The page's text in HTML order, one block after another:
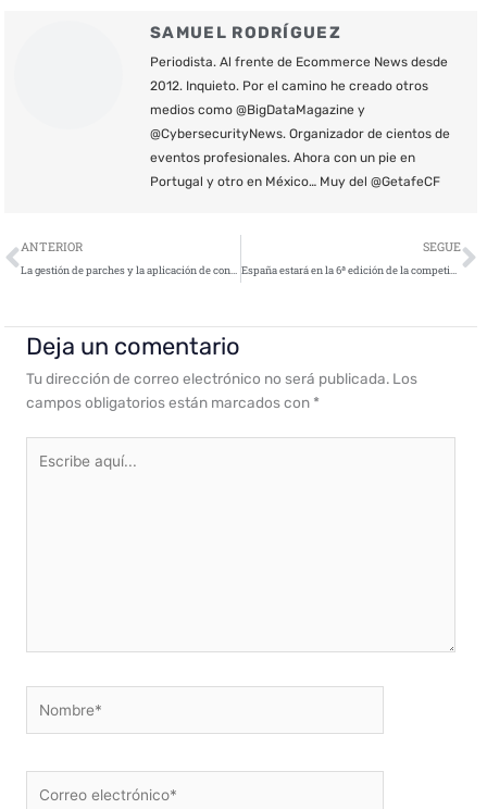
SAMUEL RODRÍGUEZ
Periodista. Al frente de Ecommerce News desde
2012. Inquieto. Por el camino he creado otros
medios como @BigDataMagazine y
@CybersecurityNews. Organizador de cientos de
eventos profesionales. Ahora con un pie en
Portugal y otro en México… Muy del @GetafeCF
Ant
ANTERIOR
La gestión de parches y la aplicación de contraseñas fuertes reducen el riesgo de ciberataques un 60%
SEGUE
España estará en la 6ª edición de la competición europea de ciberseguridad
Deja un comentario
Tu dirección de correo electrónico no será publicada. Los
campos obligatorios están marcados con *
aquí...